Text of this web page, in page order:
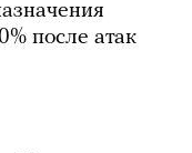
после атак